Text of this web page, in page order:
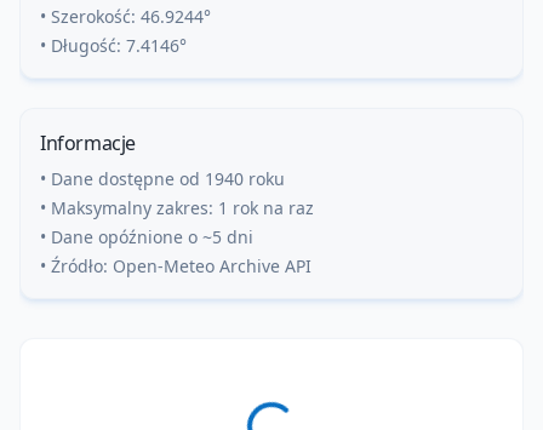
• Szerokość: 46.9244°
• Długość: 7.4146°
Informacje
• Dane dostępne od 1940 roku
• Maksymalny zakres: 1 rok na raz
• Dane opóźnione o ~5 dni
• Źródło: Open-Meteo Archive API